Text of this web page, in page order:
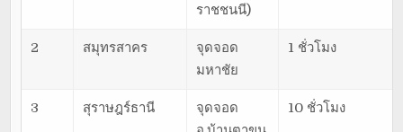
ราชชนนี)
2 สมุทรสาคร
จุดจอด
มหาชัย
1 ชั่วโมง
3 สุราษฎร์ธานี
จุดจอด
10 ชั่วโมง